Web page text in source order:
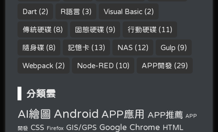
Dart (2) R語言 (3) Visual Basic (2)
傳統硬碟 (8) 固態硬碟 (9) 行動硬碟 (11)
隨身碟 (8) 記憶卡 (13) NAS (12) Gulp (9)
Webpack (2) Node-RED (10) APP開發 (29)
分類雲
AI繪圖 Android APP應用 APP推薦 APP
開發 CSS Firefox GIS/GPS Google Chrome HTML